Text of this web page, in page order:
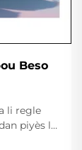
Beso
li regle
piyès la